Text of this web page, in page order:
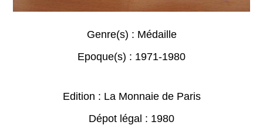
Genre(s) : Médaille
Epoque(s) : 1971-1980
Edition : La Monnaie de Paris
Dépot légal : 1980